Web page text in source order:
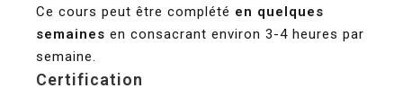
Ce cours peut être complété en quelques
semaines en consacrant environ 3-4 heures par
semaine.
Certification